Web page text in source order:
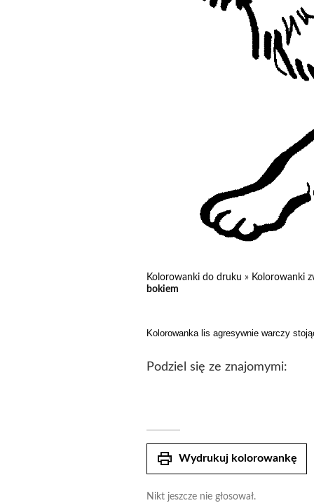
Kolorowanki do druku » Kolorowanki
bokiem
Kolorowanka lis agresywnie warczy
Podziel się ze znajomymi:
print Wydrukuj kolorowankę
Nikt jeszcze nie głosował.